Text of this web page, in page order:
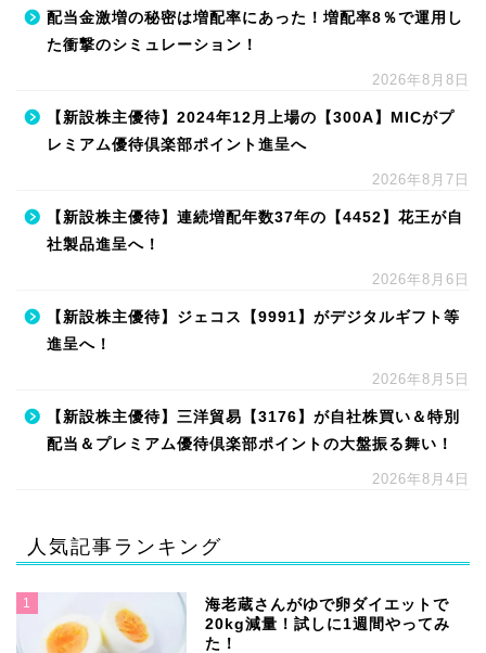
配当金激増の秘密は増配率にあった！増配率8％で運用し
た衝撃のシミュレーション！
2026年8月8日
【新設株主優待】2024年12月上場の【300A】MICがプ
レミアム優待倶楽部ポイント進呈へ
2026年8月7日
【新設株主優待】連続増配年数37年の【4452】花王が自
社製品進呈へ！
2026年8月6日
【新設株主優待】ジェコス【9991】がデジタルギフト等
進呈へ！
2026年8月5日
【新設株主優待】三洋貿易【3176】が自社株買い＆特別
配当＆プレミアム優待倶楽部ポイントの大盤振る舞い！
2026年8月4日
人気記事ランキング
1
海老蔵さんがゆで卵ダイエットで
20kg減量！試しに1週間やってみ
た！